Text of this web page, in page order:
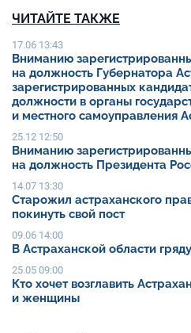
ЧИТАЙТЕ ТАКЖЕ
17.06 13:43
Вниманию
на должность Губернатора
зарегистрированных
должности в органы
и местного самоуправления
25.12 12:50
Вниманию
на должность Президента
14.07 13:30
Старожил астраханского
покинуть свой пост
09.06 14:00
В Астраханской области
25.05 09:00
Кто хочет возглавить
и женщины